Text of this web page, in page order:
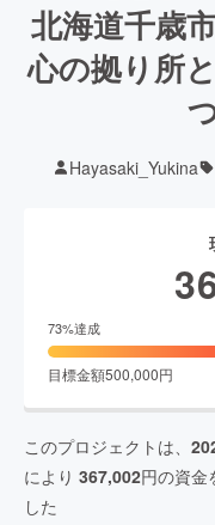
北海道千歳
心の拠り所
Hayasaki_Yukina
73%達成
目標金額500,000円
このプロジェクトは、
により 367,002円の資金
した